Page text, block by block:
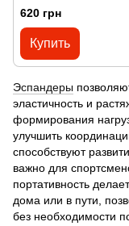
620 грн
Купить
Эспандеры
эластичность и
формирования
улучшить
способствуют
важно для
портативность
дома или в пути,
без необходимости